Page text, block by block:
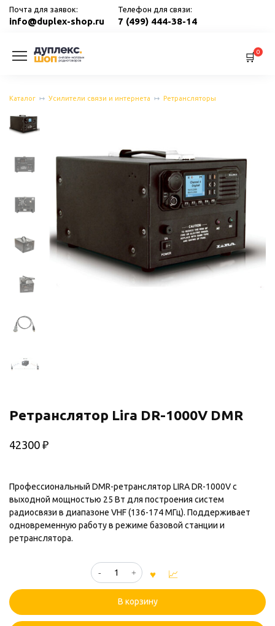
Перейти
Почта для заявок:
info@duplex-shop.ru
Телефон для связи:
7 (499) 444-38-14
0
Каталог Усилители связи и интернета Ретрансляторы
Ретранслятор Lira DR-1000V DMR
42300 ₽
Профессиональный DMR-ретранслятор LIRA DR-1000V с
выходной мощностью 25 Вт для построения систем
радиосвязи в диапазоне VHF (136-174 МГц). Поддерживает
одновременную работу в режиме базовой станции и
ретранслятора.
Количество
товара
DR-
В корзину